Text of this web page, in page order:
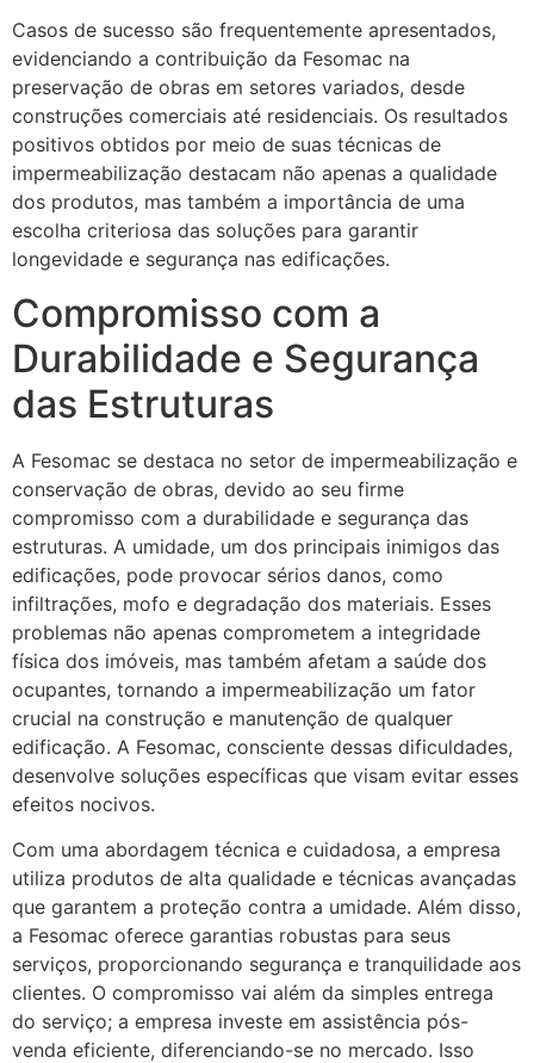
Casos de sucesso são frequentemente apresentados,
evidenciando a contribuição da Fesomac na
preservação de obras em setores variados, desde
construções comerciais até residenciais. Os resultados
positivos obtidos por meio de suas técnicas de
impermeabilização destacam não apenas a qualidade
dos produtos, mas também a importância de uma
escolha criteriosa das soluções para garantir
longevidade e segurança nas edificações.
Compromisso com a
Durabilidade e Segurança
das Estruturas
A Fesomac se destaca no setor de impermeabilização e
conservação de obras, devido ao seu firme
compromisso com a durabilidade e segurança das
estruturas. A umidade, um dos principais inimigos das
edificações, pode provocar sérios danos, como
infiltrações, mofo e degradação dos materiais. Esses
problemas não apenas comprometem a integridade
física dos imóveis, mas também afetam a saúde dos
ocupantes, tornando a impermeabilização um fator
crucial na construção e manutenção de qualquer
edificação. A Fesomac, consciente dessas dificuldades,
desenvolve soluções específicas que visam evitar esses
efeitos nocivos.
Com uma abordagem técnica e cuidadosa, a empresa
utiliza produtos de alta qualidade e técnicas avançadas
que garantem a proteção contra a umidade. Além disso,
a Fesomac oferece garantias robustas para seus
serviços, proporcionando segurança e tranquilidade aos
clientes. O compromisso vai além da simples entrega
do serviço; a empresa investe em assistência pós-
venda eficiente, diferenciando-se no mercado. Isso